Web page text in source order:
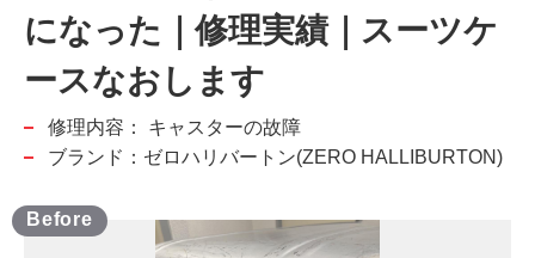
になった｜修理実績｜スーツケ
ースなおします
修理内容：
キャスターの故障
ブランド：ゼロハリバートン(ZERO HALLIBURTON)